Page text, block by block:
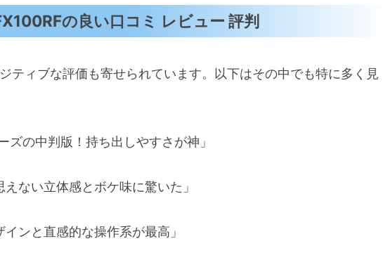
の良い口コミ レビュー 評判
ティブな評価も寄せられています。以下はその中でも特に多く見
ズの中判版！持ち出しやすさが神」
えない立体感とボケ味に驚いた」
インと直感的な操作系が最高」